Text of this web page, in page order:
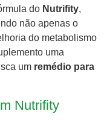
do Nutrifity,
não apenas o
do metabolismo
uma
um remédio para
Nutrifity